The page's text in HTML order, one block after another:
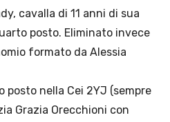
cavalla di 11 anni di sua
posto. Eliminato invece
formato da Alessia
posto nella Cei 2YJ (sempre
Grazia Orecchioni con